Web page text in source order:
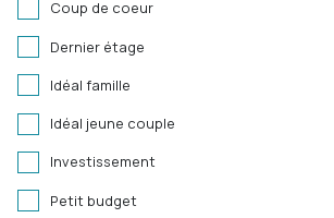
Coup de coeur
Dernier étage
Idéal famille
Idéal jeune couple
Investissement
Petit budget